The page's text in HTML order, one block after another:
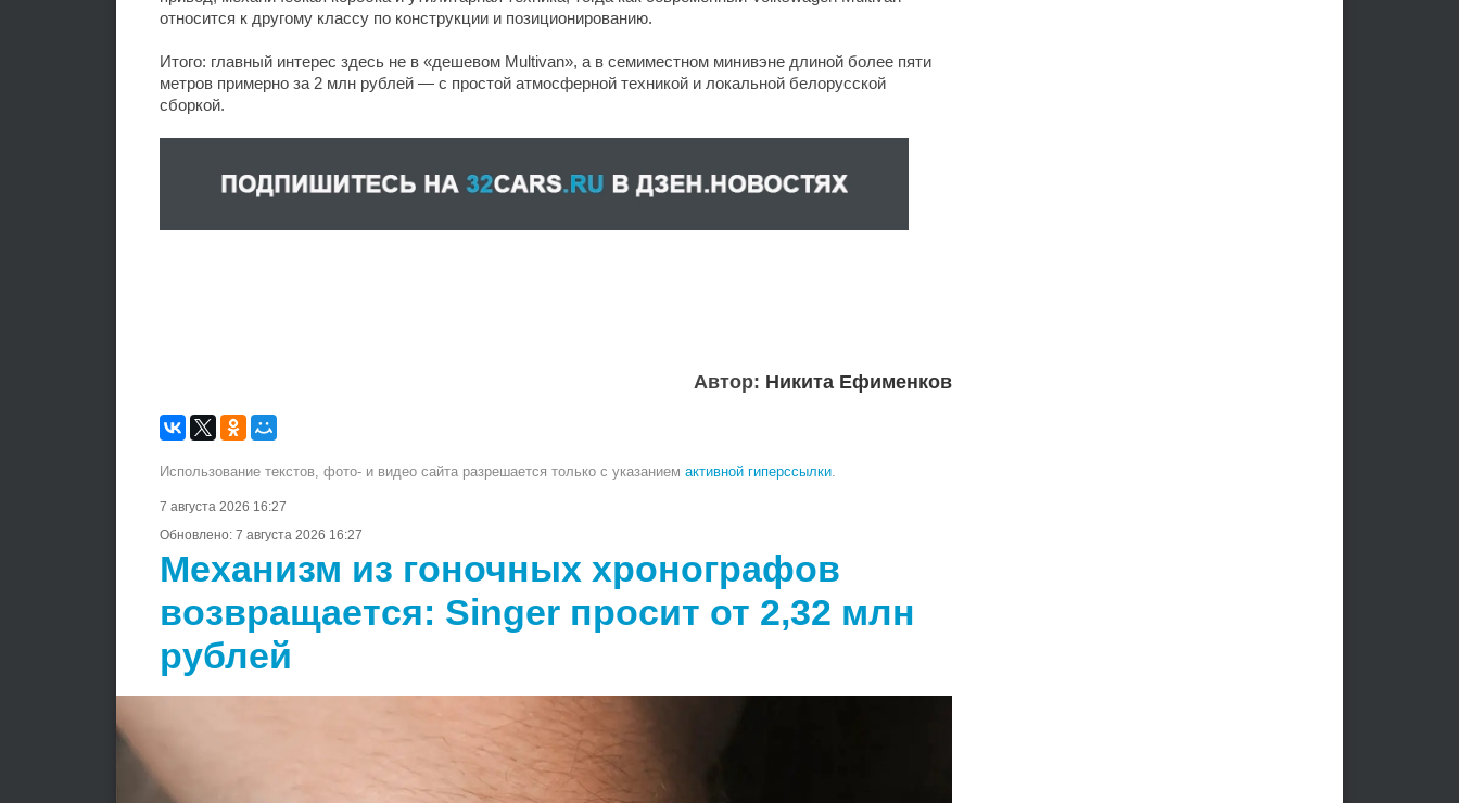
относится к другому классу по конструкции и позиционированию.
Итого: главный интерес здесь не в «дешевом Multivan», а в семиместном минивэне длиной более пяти
метров примерно за 2 млн рублей — с простой атмосферной техникой и локальной белорусской
сборкой.
Автор: Никита Ефименков
Использование текстов, фото- и видео сайта разрешается только с указанием активной гиперссылки.
7 августа 2026 16:27
Обновлено: 7 августа 2026 16:27
Механизм из гоночных хронографов
возвращается: Singer просит от 2,32 млн
рублей